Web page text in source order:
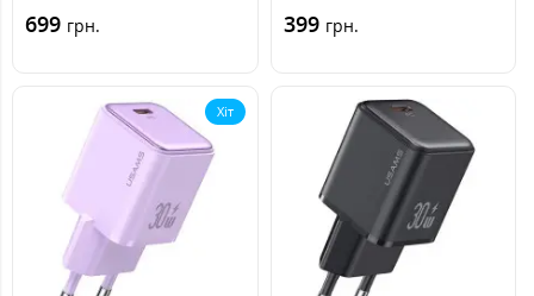
699 грн. 399 грн.
Хіт